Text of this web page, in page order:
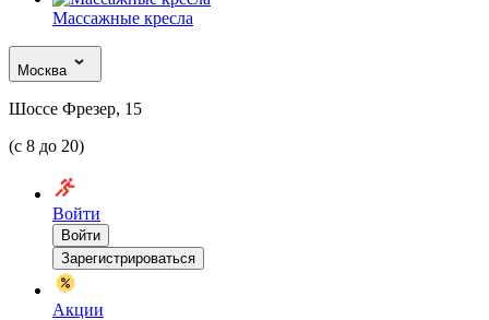
Массажные кресла
Москва
Шоссе Фрезер, 15
(с 8 до 20)
Войти
Войти
Зарегистрироваться
Акции